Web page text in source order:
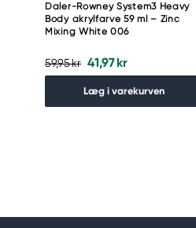
Daler-Rowney System3 Heavy
Body akrylfarve 59 ml – Zinc
Mixing White 006
59,95 kr 41,97 kr
Læg i varekurven